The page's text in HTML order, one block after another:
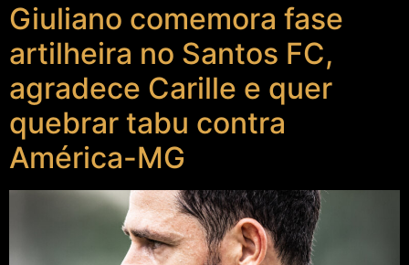
Giuliano comemora fase
artilheira no Santos FC,
agradece Carille e quer
quebrar tabu contra
América-MG